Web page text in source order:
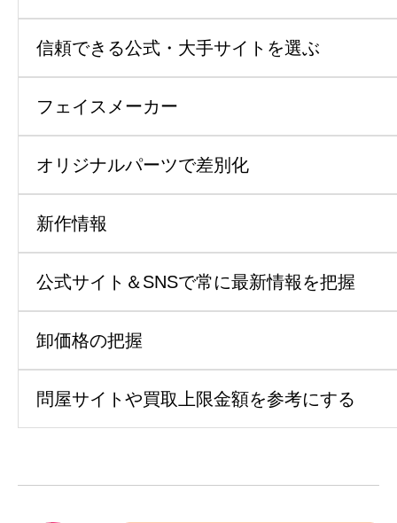
信頼できる公式・大手サイトを選ぶ
フェイスメーカー
オリジナルパーツで差別化
新作情報
公式サイト＆SNSで常に最新情報を把握
卸価格の把握
問屋サイトや買取上限金額を参考にする